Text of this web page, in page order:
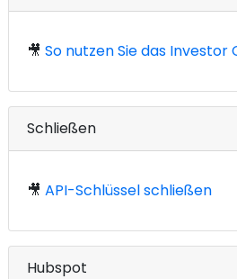
🎥 So nutzen Sie das Investor
Schließen
🎥 API-Schlüssel schließen
Hubspot